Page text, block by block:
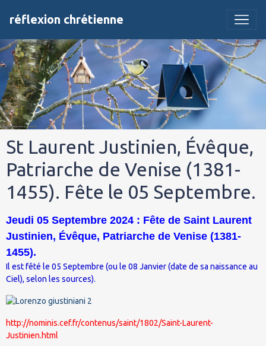
réflexion chrétienne
St Laurent Justinien, Évêque,
Patriarche de Venise (1381-
1455). Fête le 05 Septembre.
Jeudi 05 Septembre 2024 : Fête de Saint Laurent
Justinien, Évêque, Patriarche de Venise (1381-
1455).
Il est fêté le 05 Septembre (ou le 08 Janvier (date de sa naissance au
Ciel), selon les sources).
http://nominis.cef.fr/contenus/saint/1802/Saint-Laurent-
Justinien.html